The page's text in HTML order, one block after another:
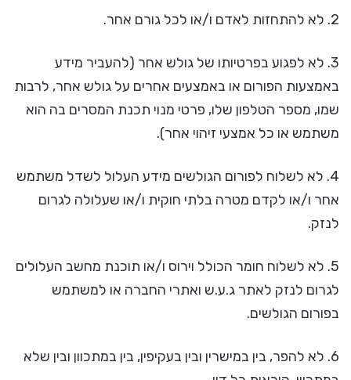
2. לא להתחזות לאדם ו/או לכל גורם אחר.
3. לא לפגוע בפרטיותו של גולש אחר (להעביר מידע
באמצעות הפורום או באמצעים אחרים על גולש אחר, לרבות
שמו, מספר הטלפון שלו, פרטי מנוי תכנת המסרים בה הוא
משתמש או כל אמצעי זיהוי אחר).
4. לא לשלוח לפורום הגולשים מידע העלול לשדל משתמש
אחר ו/או לקדם מטרה בלתי חוקית ו/או שעלולה לגרום
לנזק.
5. לא לשלוח חומר הכולל וירוס ו/או תוכנת מחשב העלולים
לגרום לנזק לאתר ג.ע.ש ואתרי החברה או למשתמש
בפורום הגולשים.
6. לא להפר, בין במישרין ובין בעקיפין, בין במתכוון ובין שלא